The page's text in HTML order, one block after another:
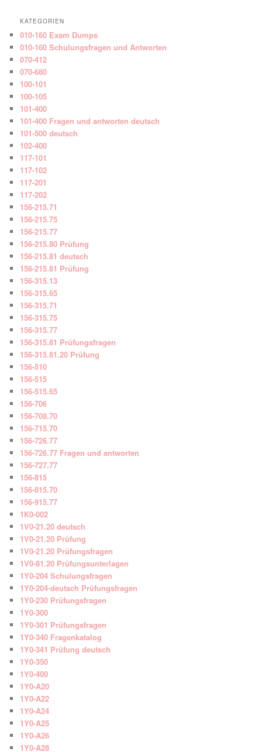
KATEGORIEN
010-160 Exam Dumps
010-160 Schulungsfragen und Antworten
070-412
070-680
100-101
100-105
101-400
101-400 Fragen und antworten deutsch
101-500 deutsch
102-400
117-101
117-102
117-201
117-202
156-215.71
156-215.75
156-215.77
156-215.80 Prüfung
156-215.81 deutsch
156-215.81 Prüfung
156-315.13
156-315.65
156-315.71
156-315.75
156-315.77
156-315.81 Prüfungsfragen
156-315.81.20 Prüfung
156-510
156-515
156-515.65
156-706
156-708.70
156-715.70
156-726.77
156-726.77 Fragen und antworten
156-727.77
156-815
156-815.70
156-915.77
1K0-002
1V0-21.20 deutsch
1V0-21.20 Prüfung
1V0-21.20 Prüfungsfragen
1V0-81.20 Prüfungsunterlagen
1Y0-204 Schulungsfragen
1Y0-204-deutsch Prüfungsfragen
1Y0-230 Prüfungsfragen
1Y0-300
1Y0-301 Prüfungsfragen
1Y0-340 Fragenkatalog
1Y0-341 Prüfung deutsch
1Y0-350
1Y0-400
1Y0-A20
1Y0-A22
1Y0-A24
1Y0-A25
1Y0-A26
1Y0-A28